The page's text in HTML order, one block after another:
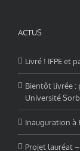
ACTUS
Livré ! IFPE et
Bientôt livrée :
Université
Inauguration à
Projet lauréat